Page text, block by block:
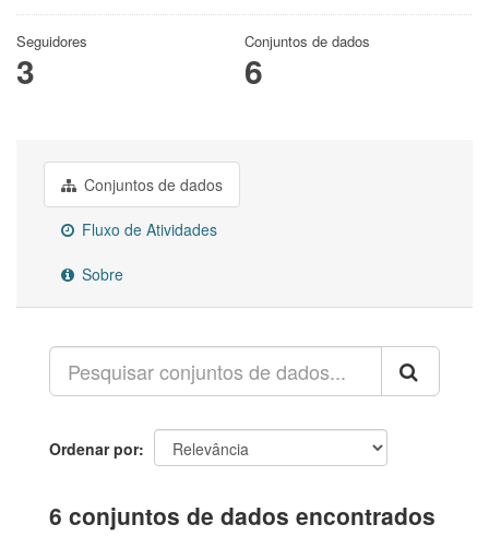
Seguidores
3
Conjuntos de dados
6
Conjuntos de dados
Fluxo de Atividades
Sobre
Ordenar por
6 conjuntos de dados encontrados